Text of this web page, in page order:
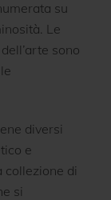
su
Le
sono
diversi
e
collezione di
si